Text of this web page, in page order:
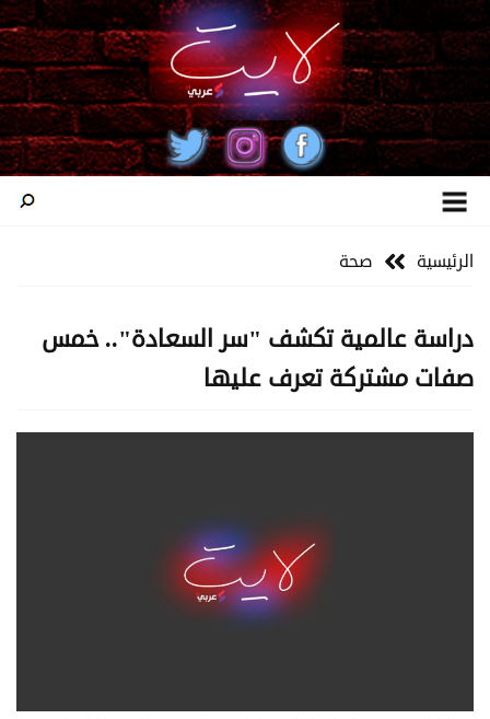
الرئيسية صحة
دراسة عالمية تكشف "سر السعادة".. خمس
صفات مشتركة تعرف عليها